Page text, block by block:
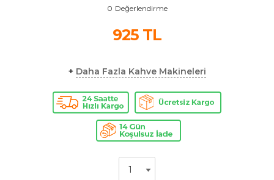
0 Değerlendirme
925 TL
+ Daha Fazla Kahve Makineleri